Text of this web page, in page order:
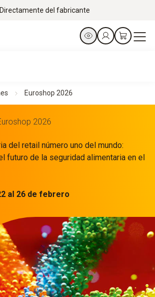
Directamente del fabricante
Euroshop 2026
2026
del retail número uno del mundo:
futuro de la seguridad alimentaria en el
al 26 de febrero